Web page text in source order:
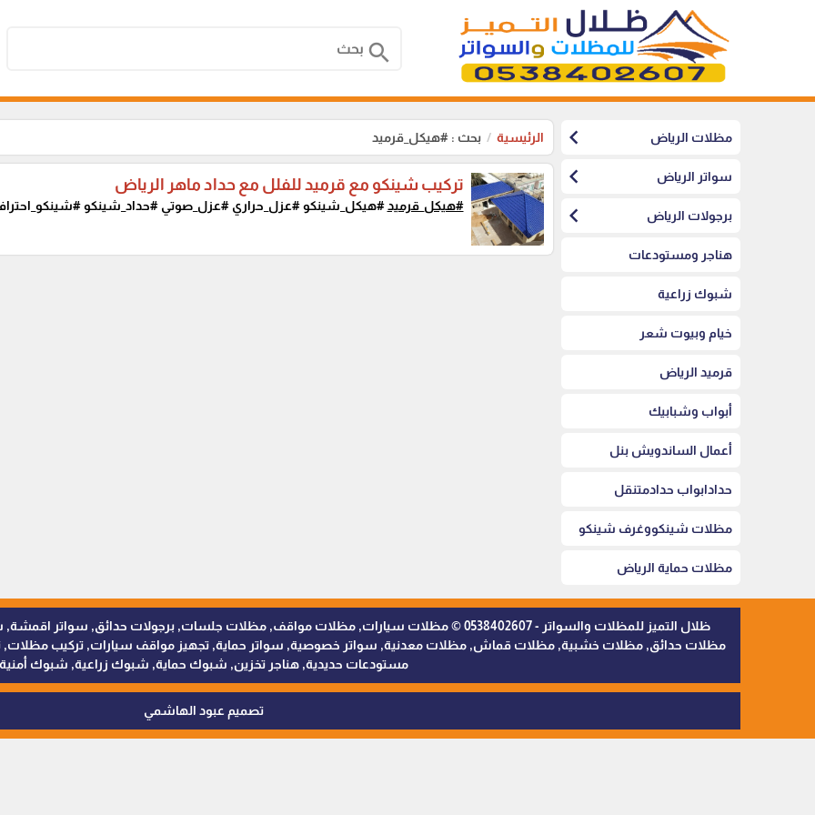
search
مظلات الرياض chevron_left
سواتر الرياض chevron_left
برجولات الرياض chevron_left
هناجر ومستودعات
شبوك زراعية
خيام وبيوت شعر
قرميد الرياض
أبواب وشبابيك
أعمال الساندويش بنل
حدادابواب حدادمتنقل
مظلات شينكووغرف شينكو
مظلات حماية الرياض
الرئيسية بحث : #هيكل_قرميد
تركيب شينكو مع قرميد للفلل مع حداد ماهر الرياض
#هيكل_قرميد#هيكل_شينكو #عزل_حراري #عزل_صوتي #حداد_شينكو
ظلال التميز للمظلات والسواتر - 0538402607 © مظلات سيارات, مظلات مواقف, مظلات جلسات, برجولات
مظلات حدائق, مظلات خشبية, مظلات قماش, مظلات معدنية, سواتر خصوصية, سواتر حماية, تجهيز مواقف سيارات, تركيب مظلات,
مستودعات حديدية, هناجر تخزين, شبوك حماية, شبوك زراعية, شبوك أمنية
تصميم عبود الهاشمي